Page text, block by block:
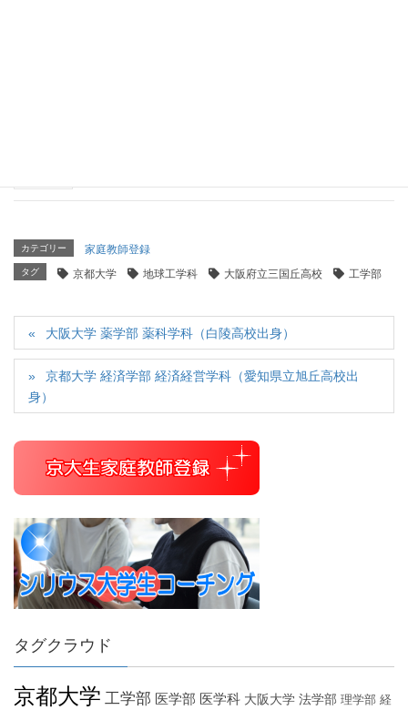
カテゴリー 家庭教師登録
タグ 京都大学 地球工学科 大阪府立三国丘高校 工学部
大阪大学 薬学部 薬科学科（白陵高校出身）
京都大学 経済学部 経済経営学科（愛知県立旭丘高校出
身）
タグクラウド
京都大学 工学部 医学部 医学科 大阪大学 法学部 理学部 経